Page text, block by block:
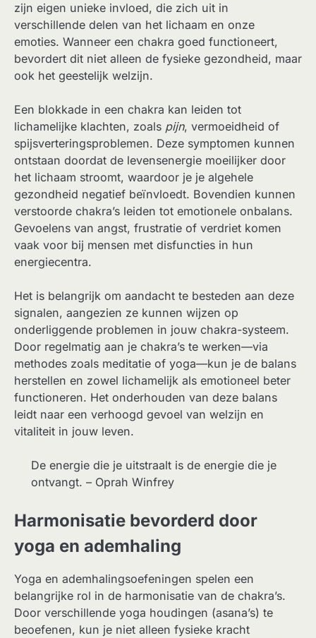
zijn eigen unieke invloed, die zich uit in
verschillende delen van het lichaam en onze
emoties. Wanneer een chakra goed functioneert,
bevordert dit niet alleen de fysieke gezondheid, maar
ook het geestelijk welzijn.
Een blokkade in een chakra kan leiden tot
lichamelijke klachten, zoals pijn, vermoeidheid of
spijsverteringsproblemen. Deze symptomen kunnen
ontstaan doordat de levensenergie moeilijker door
het lichaam stroomt, waardoor je je algehele
gezondheid negatief beïnvloedt. Bovendien kunnen
verstoorde chakra’s leiden tot emotionele onbalans.
Gevoelens van angst, frustratie of verdriet komen
vaak voor bij mensen met disfuncties in hun
energiecentra.
Het is belangrijk om aandacht te besteden aan deze
signalen, aangezien ze kunnen wijzen op
onderliggende problemen in jouw chakra-systeem.
Door regelmatig aan je chakra’s te werken—via
methodes zoals meditatie of yoga—kun je de balans
herstellen en zowel lichamelijk als emotioneel beter
functioneren. Het onderhouden van deze balans
leidt naar een verhoogd gevoel van welzijn en
vitaliteit in jouw leven.
De energie die je uitstraalt is de energie die je
ontvangt. – Oprah Winfrey
Harmonisatie bevorderd door
yoga en ademhaling
Yoga en ademhalingsoefeningen spelen een
belangrijke rol in de harmonisatie van de chakra’s.
Door verschillende yoga houdingen (asana’s) te
beoefenen, kun je niet alleen fysieke kracht